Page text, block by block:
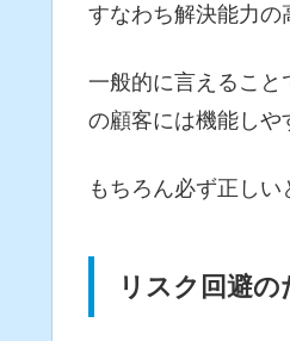
すなわち解決能力の
一般的に言えるこ
の顧客には機能しや
もちろん必ず正しい
リスク回避